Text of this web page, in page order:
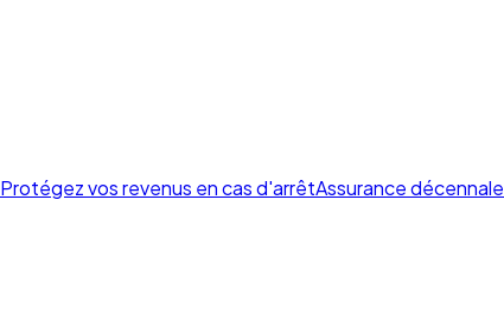
Protégez vos revenus en cas d'arrêtAssurance décennale